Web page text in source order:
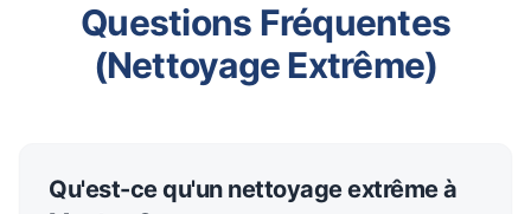
Questions Fréquentes
(Nettoyage Extrême)
Qu'est-ce qu'un nettoyage extrême à